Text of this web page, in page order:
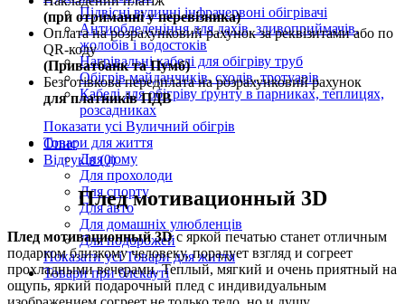
Підвісні вуличні інфрачервоні обігрівачі
Антиобледеніння для дахів, зливоприймачів,
жолобів і водостоків
Нагрівальні кабелі для обігріву труб
Обігрів майданчиків, сходів, тротуарів
Кабелі для обігріву ґрунту в парниках, теплицях,
розсадниках
Показати усі Вуличний обігрів
Товари для життя
Для дому
Для прохолоди
Для спорту
Для авто
Для домашніх улюбленців
Для подорожей
Показати усі Товари для життя
Товари при блєкауті
(при отриманні у перевізника)
Оплата на розрахунковий рахунок за реквізитами або по
QR-коду
(Приватбанк та Пумб)
Безготівкова передплата на розрахунковий рахунок
для платників ПДВ
Опис
Відгуків (0)
Плед мотивационный 3D
Плед мотивационный 3Dс яркой печатью станет отличным
подарком близкому человеку, порадует взгляд и согреет
прохладными вечерами. Теплый, мягкий и очень приятный на
ощупь, яркий подарочный плед с индивидуальным